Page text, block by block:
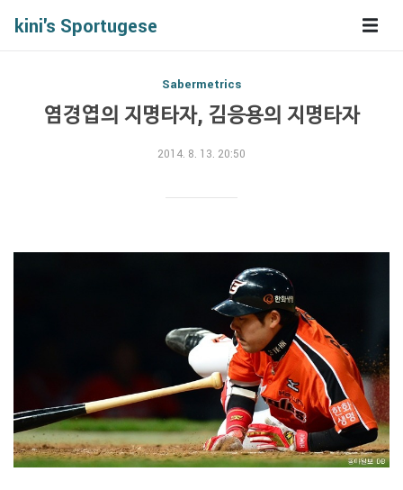
kini's Sportugese
Sabermetrics
염경엽의 지명타자, 김응용의 지명타자
2014. 8. 13. 20:50